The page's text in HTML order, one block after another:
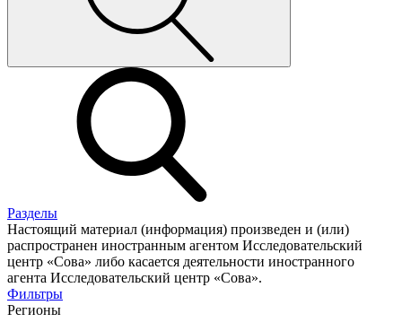
Разделы
Настоящий материал (информация) произведен и (или)
распространен иностранным агентом Исследовательский
центр «Сова» либо касается деятельности иностранного
агента Исследовательский центр «Сова».
Фильтры
Регионы